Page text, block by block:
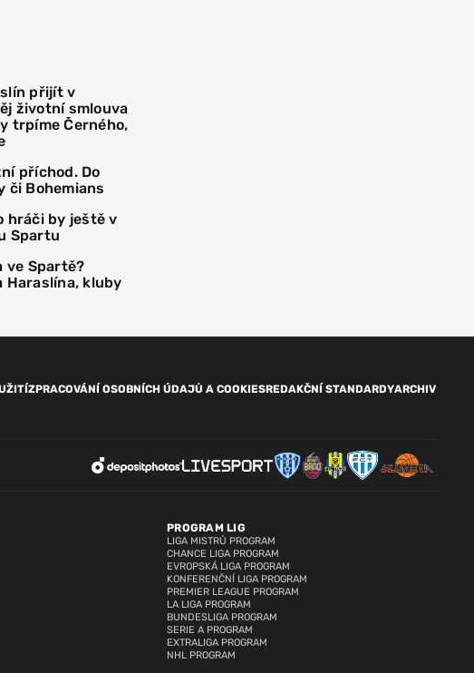
přijít v
životní smlouva
trpíme Černého,
příchod. Do
či Bohemians
hráči by ještě v
Spartu
ve Spartě?
Haraslína, kluby
ZPRACOVÁNÍ OSOBNÍCH ÚDAJŮ A COOKIESREDAKČNÍ STANDARDYARCHIV
PROGRAM LIG
LIGA MISTRŮ PROGRAM
CHANCE LIGA PROGRAM
EVROPSKÁ LIGA PROGRAM
KONFERENČNÍ LIGA PROGRAM
PREMIER LEAGUE PROGRAM
LA LIGA PROGRAM
BUNDESLIGA PROGRAM
SERIE A PROGRAM
EXTRALIGA PROGRAM
NHL PROGRAM